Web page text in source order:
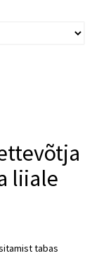
liiale
tabas